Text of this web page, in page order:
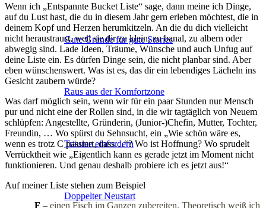
Gute Gründe für gute Stories
Raus aus der Komfortzone
Träume einfordern
Doppelter Neustart
Wenn ich „Entspannte Bucket Liste“ sage, dann meine ich Dinge,
auf du Lust hast, die du in diesem Jahr gern erleben möchtest, die in
deinem Kopf und Herzen herumkitzeln. An die du dich vielleicht
nicht heraustraust, weil sie dir zu klein, zu banal, zu albern oder
abwegig sind. Lade Ideen, Träume, Wünsche und auch Unfug auf
deine Liste ein. Es dürfen Dinge sein, die nicht planbar sind. Aber
eben wünschenswert. Was ist es, das dir ein lebendiges Lächeln ins
Gesicht zaubern würde?
Was darf möglich sein, wenn wir für ein paar Stunden nur Mensch
pur und nicht eine der Rollen sind, in die wir tagtäglich von Neuem
schlüpfen: Angestellte, Gründerin, (Junior-)Chefin, Mutter, Tochter,
Freundin, … Wo spürst du Sehnsucht, ein „Wie schön wäre es,
wenn es trotz C passiert, dass…“? Wo ist Hoffnung? Wo sprudelt
Verrücktheit wie „Eigentlich kann es gerade jetzt im Moment nicht
funktionieren. Und genau deshalb probiere ich es jetzt aus!“
Auf meiner Liste stehen zum Beispiel
F – einen Fisch im Ganzen zubereiten. Theoretisch weiß ich